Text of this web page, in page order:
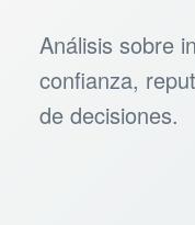
Análisis sobre
confianza,
de decisiones.